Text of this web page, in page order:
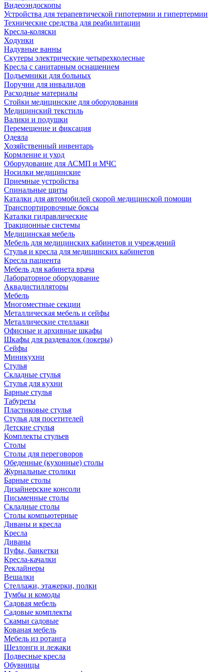
Видеоэндоскопы
Устройства для терапевтической гипотермии и гипертермии
Технические средства для реабилитации
Кресла-коляски
Ходунки
Надувные ванны
Скутеры электрические четырехколесные
Кресла с санитарным оснащением
Подъемники для больных
Поручни для инвалидов
Расходные материалы
Стойки медицинские для оборудования
Медицинский текстиль
Валики и подушки
Перемещение и фиксация
Одеяла
Хозяйственный инвентарь
Кормление и уход
Оборудование для АСМП и МЧС
Носилки медицинские
Приемные устройства
Спинальные щиты
Каталки для автомобилей скорой медицинской помощи
Транспортировочные боксы
Каталки гидравлические
Тракционные системы
Медицинская мебель
Мебель для медицинских кабинетов и учреждений
Стулья и кресла для медицинских кабинетов
Кресла пациента
Мебель для кабинета врача
Лабораторное оборудование
Аквадистилляторы
Мебель
Многоместные секции
Металлическая мебель и сейфы
Металлические стеллажи
Офисные и архивные шкафы
Шкафы для раздевалок (локеры)
Сейфы
Миникухни
Стулья
Складные стулья
Стулья для кухни
Барные стулья
Табуреты
Пластиковые стулья
Стулья для посетителей
Детские стулья
Комплекты стульев
Столы
Столы для переговоров
Обеденные (кухонные) столы
Журнальные столики
Барные столы
Дизайнерские консоли
Письменные столы
Складные столы
Столы компьютерные
Диваны и кресла
Кресла
Диваны
Пуфы, банкетки
Кресла-качалки
Реклайнеры
Вешалки
Стеллажи, этажерки, полки
Тумбы и комоды
Садовая мебель
Садовые комплекты
Скамьи садовые
Кованая мебель
Мебель из ротанга
Шезлонги и лежаки
Подвесные кресла
Обувницы